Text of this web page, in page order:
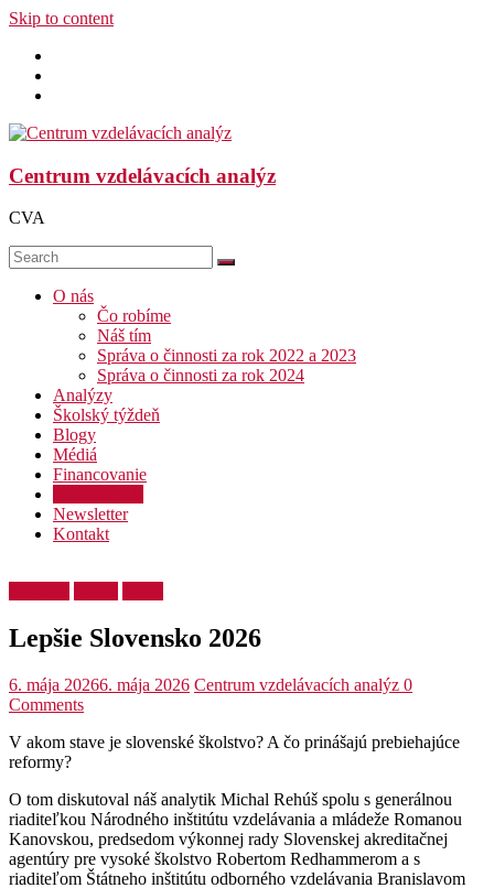
Skip to content
Centrum vzdelávacích analýz
CVA
O nás
Čo robíme
Náš tím
Správa o činnosti za rok 2022 a 2023
Správa o činnosti za rok 2024
Analýzy
Školský týždeň
Blogy
Médiá
Financovanie
Newsletter
Kontakt
Lepšie Slovensko 2026
6. mája 20266. mája 2026 Centrum vzdelávacích analýz 0
Comments
V akom stave je slovenské školstvo? A čo prinášajú prebiehajúce
reformy?
O tom diskutoval náš analytik Michal Rehúš spolu s generálnou
riaditeľkou Národného inštitútu vzdelávania a mládeže Romanou
Kanovskou, predsedom výkonnej rady Slovenskej akreditačnej
agentúry pre vysoké školstvo Robertom Redhammerom a s
riaditeľom Štátneho inštitútu odborného vzdelávania Branislavom